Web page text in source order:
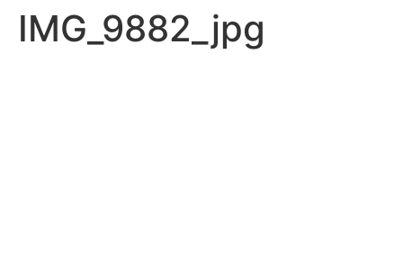
IMG_9882_jpg